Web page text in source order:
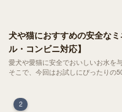
犬や猫におすすめの安全な
ル・コンビニ対応】
愛犬や愛猫に安全でおいしいお水を
そこで、今回はお試しにぴったりの
2